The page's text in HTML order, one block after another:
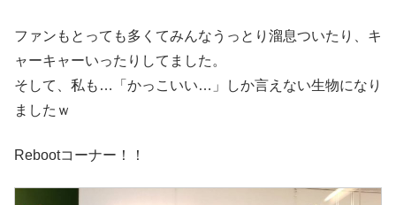
ファンもとっても多くてみんなうっとり溜息ついたり、キ
ャーキャーいったりしてました。
そして、私も…「かっこいい…」しか言えない生物になり
ましたｗ
Rebootコーナー！！